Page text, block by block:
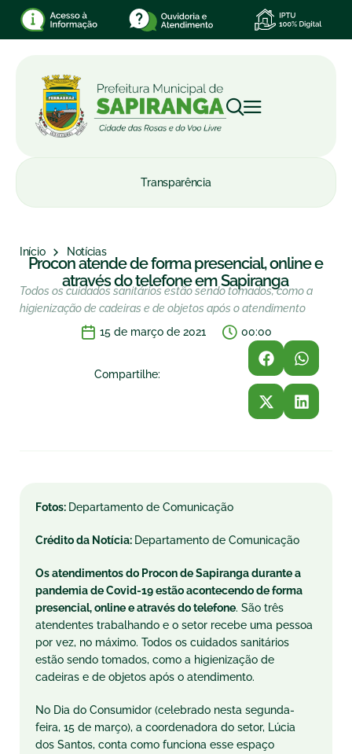
Transparência
Início Notícias
Procon atende de forma presencial, online e
através do telefone em Sapiranga
Todos os cuidados sanitários estão sendo tomados, como a
higienização de cadeiras e de objetos após o atendimento
15 de março de 2021
00:00
Compartilhe:
Fotos: Departamento de Comunicação
Crédito da Notícia: Departamento de Comunicação
Os atendimentos do Procon de Sapiranga durante a
pandemia de Covid-19 estão acontecendo de forma
presencial, online e através do telefone. São três
atendentes trabalhando e o setor recebe uma pessoa
por vez, no máximo. Todos os cuidados sanitários
estão sendo tomados, como a higienização de
cadeiras e de objetos após o atendimento.
No Dia do Consumidor (celebrado nesta segunda-
feira, 15 de março), a coordenadora do setor, Lúcia
dos Santos, conta como funciona esse espaço